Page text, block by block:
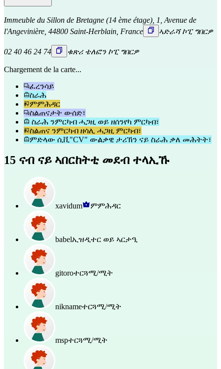
Immeuble du Sillon de Bretagne (14 ème étage), 1, Avenue de
l'Angevinière, 44800 Saint-Herblain, France
ኣድራሻ ኮፒ ግበርዎ
02 40 46 24 74 ቁጽሪ ቴለፎን ኮፒ ግበርዎ
Chargement de la carte...
ፈረንሳይ
ስራሕ
ምምሕዳር
ስልጠናታት ውሰድ፣
ስራሕ ንምርካብ ሓጋዚ ወይ ዘሰንየካ ምርካብ፣
ስልጠና ንምርካብ ዘሳሊ ሓጋዚ ምርካብ፣
ምድላው ሲቪ"CV" ውልቃዊ ታሪኽን ናይ ስራሕ ቃለ መሕትት፣
15 ናብ ናይ ኣበርከትቲ መደብ ተላኢኹ
xavidum ምምሕዳር
babelኢዝዲተር ወይ ኣርታዒ
gitoroተርጓሚ/ሚት
niknameተርጓሚ/ሚት
mspተርጓሚ/ሚት